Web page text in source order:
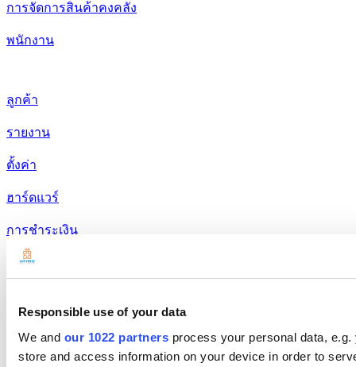
Responsible use of your data
We and our 1022 partners process your personal data,
store and access information on your device in order to
การจัดการสินค้าคงคลัง
พนักงาน
ลูกค้า
รายงาน
ตั้งค่า
ฮาร์ดแวร์
การชำระเงิน
ผลิตภัณฑ์
Dashboard
Kitchen Display